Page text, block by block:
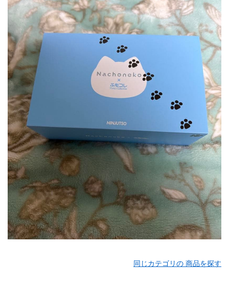
同じカテゴリの 商品を探す